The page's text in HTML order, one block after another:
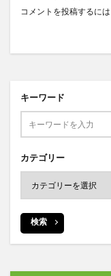
コメントを投稿するには
キーワード
カテゴリー
検索